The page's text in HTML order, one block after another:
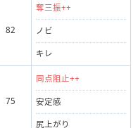
82
奪三振++
ノビ
キレ
75
同点阻止++
安定感
尻上がり